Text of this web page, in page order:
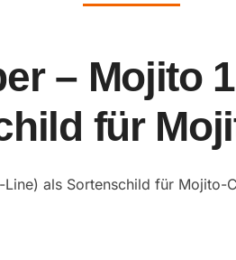
– Mojito
für